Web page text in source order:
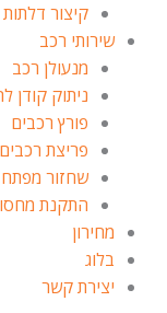
קיצור דלתות
שירותי רכב
מנעולן רכב
ניתוק קודן
פורץ רכבים
פריצת רכבים
שחזור מפתח
התקנת
מחירון
בלוג
יצירת קשר